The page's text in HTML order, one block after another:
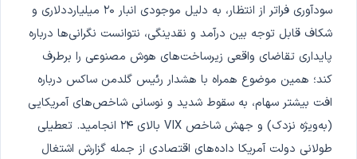
سودآوری فراتر از انتظار، به دلیل موجودی انبار ۲۰ میلیارددلاری و
شکاف قابل توجه بین درآمد و نقدینگی، نتوانست نگرانی‌ها درباره
پایداری تقاضای واقعی زیرساخت‌های هوش مصنوعی را برطرف
کند؛ همین موضوع همراه با هشدار رئیس گلدمن ساکس درباره
افت بیشتر سهام، به سقوط شدید و نوسانی شاخص‌های آمریکایی
(به‌ویژه نزدک) و جهش شاخص VIX بالای ۲۴ انجامید. تعطیلی
طولانی دولت آمریکا داده‌های اقتصادی از جمله گزارش اشتغال